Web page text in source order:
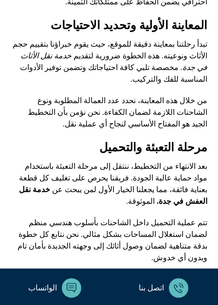
احترافي يضمن الحفاظ على ممتلكاتك الثمينة.
المعاينة الأولية وتحديد الاحتياجات
تبدأ رحلتنا بمعاينة دقيقة للموقع، حيث يقوم خبراؤنا بتقييم حجم
الأثاث ونوعيته. هذه الخطوة ضرورية لتقديمخدمة نقل الأثاث
في جدة. مخصصة تلبي كافة احتياجاتك وتضمن توفير الأدوات
المناسبة للفك والتركيب.
من خلال هذه المعاينة، نحدد عدد العمالة المطلوبة ونوع
الشاحنات اللازمة لضمان الكفاءة. نحن نؤمن بأن التخطيط
الجيد هو المفتاح الأساسي لنجاح أي عملية نقل.
مرحلة التعبئة والتحميل
بعد الانتهاء من التخطيط، ننتقل إلى مرحلة التعبئة باستخدام
مواد حماية عالية الجودة. فريقنا يحرص على تغليف كل قطعة
بعناية فائقة، مما يجعلنا الخيار الأول لمن يبحث عنخدمة نقل
العفش في جدة. الموثوقة.
تتم عملية التحميل داخل الشاحنات بأسلوب هندسي منظم
لضمان استغلال المساحات بشكل مثالي. نحن نتابع كل خطوة
بدقة متناهية لضمان وصول أثاثك إلى وجهته الجديدة بأمان تام
وبدون أي خدوش.
نصائح هامة للحفاظ على
اتصل بنا الواتساب